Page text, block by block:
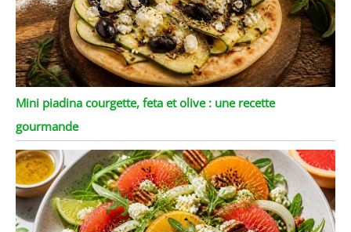
Mini piadina courgette, feta et olive : une recette
gourmande